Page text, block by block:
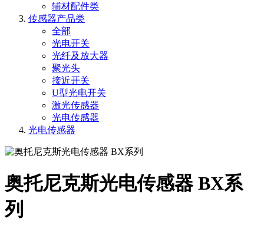
辅材配件类
传感器产品类
全部
光电开关
光纤及放大器
聚光头
接近开关
U型光电开关
激光传感器
光电传感器
光电传感器
奥托尼克斯光电传感器 BX系
列